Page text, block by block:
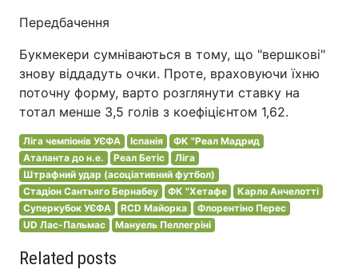
Передбачення
Букмекери сумніваються в тому, що "вершкові"
знову віддадуть очки. Проте, враховуючи їхню
поточну форму, варто розглянути ставку на
тотал менше 3,5 голів з коефіцієнтом 1,62.
Ліга чемпіонів УЄФА Іспанія
ФК "Реал Мадрид
Аталанта до н.е.
Реал Бетіс
Ліга
Штрафний удар (асоціативний футбол)
Стадіон Сантьяго Бернабеу
ФК "Хетафе
Карло Анчелотті
Суперкубок УЄФА
RCD Майорка
Флорентіно Перес
UD Лас-Пальмас
Мануель Пеллегріні
Related posts